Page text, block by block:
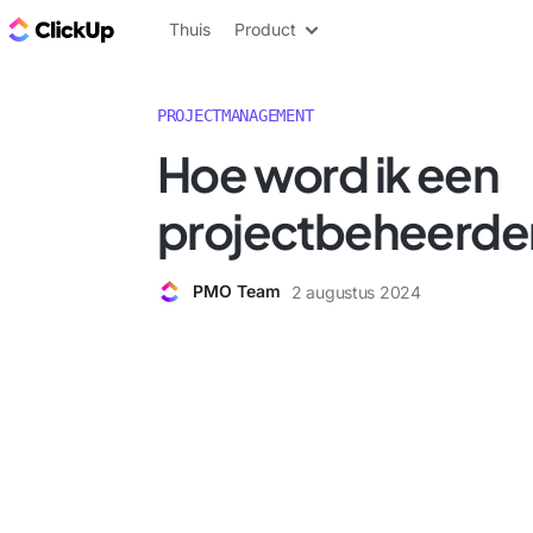
ClickUp Blog
Thuis Product
PROJECTMANAGEMENT
Hoe word ik een
PMO Team 2 augustus 2024